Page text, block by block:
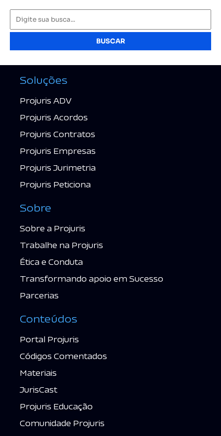
BUSCAR
Soluções
Projuris ADV
Projuris Acordos
Projuris Contratos
Projuris Empresas
Projuris Jurimetria
Projuris Peticiona
Sobre
Sobre a Projuris
Trabalhe na Projuris
Ética e Conduta
Transformando apoio em Sucesso
Parcerias
Conteúdos
Portal Projuris
Códigos Comentados
Materiais
JurisCast
Projuris Educação
Comunidade Projuris